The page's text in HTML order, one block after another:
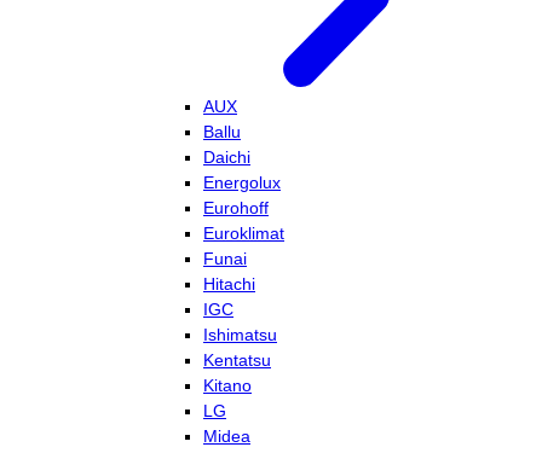
AUX
Ballu
Daichi
Energolux
Eurohoff
Euroklimat
Funai
Hitachi
IGC
Ishimatsu
Kentatsu
Kitano
LG
Midea